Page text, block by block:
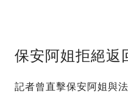
保安阿姐拒絕返
記者曾直擊保安阿姐與